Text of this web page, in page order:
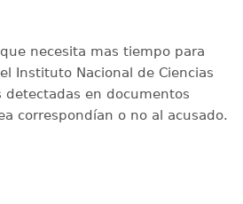
necesita mas tiempo para
Instituto Nacional de Ciencias
detectadas en documentos
correspondían o no al acusado.